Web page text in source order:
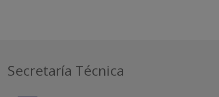
Secretaría Técnica